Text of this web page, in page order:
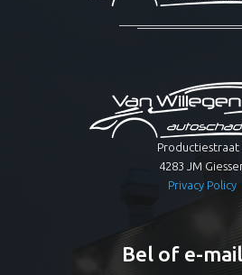
Productiestraat
4283 JM
Privacy Policy
Bel of e-